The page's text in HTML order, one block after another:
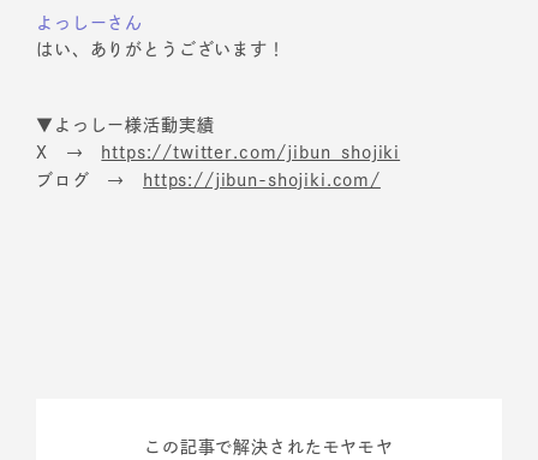
よっしーさん
はい、ありがとうございます！
▼よっしー様活動実績
X →
https://twitter.com/jibun_shojiki
ブログ →
https://jibun-shojiki.com/
この記事で解決されたモヤモヤ